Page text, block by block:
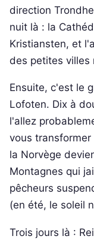
direction
nuit là : la
Kristiansten, et
des petites villes
Ensuite, c'est le
Lofoten. Dix à
l'allez
vous
la Norvège
Montagnes qui
pêcheurs
(en été, le soleil
Trois jours là :